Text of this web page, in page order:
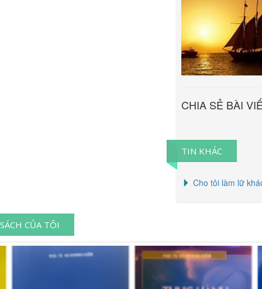
CHIA SẺ BÀI
TIN KHÁC
Cho tôi làm lữ
SÁCH CỦA TÔI